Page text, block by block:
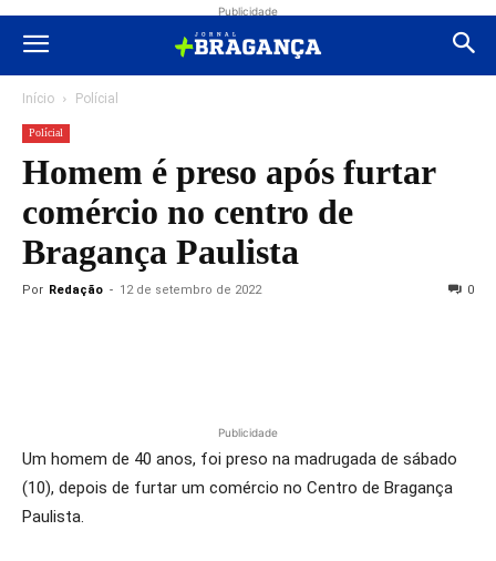
Publicidade
Início Polícial
Polícial
Homem é preso após furtar
comércio no centro de
Bragança Paulista
Por Redação - 12 de setembro de 2022 0
Publicidade
Um homem de 40 anos, foi preso na madrugada de sábado
(10), depois de furtar um comércio no Centro de Bragança
Paulista.